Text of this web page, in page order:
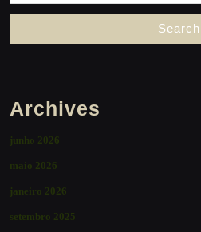
Archives
junho 2026
maio 2026
janeiro 2026
setembro 2025